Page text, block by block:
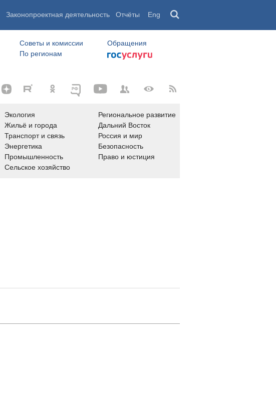
Законопроектная деятельность Отчёты Eng
Советы и комиссии
По регионам
Обращения
Экология
Жильё и города
Транспорт и связь
Энергетика
Промышленность
Сельское хозяйство
Региональное развитие
Дальний Восток
Россия и мир
Безопасность
Право и юстиция